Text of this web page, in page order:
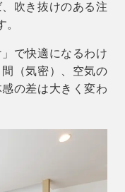
吹き抜けのある注
で快適になるわけ
（気密）、空気の
の差は大きく変わ